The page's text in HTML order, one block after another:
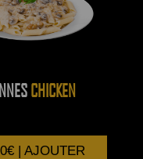
CHICKEN
| AJOUTER